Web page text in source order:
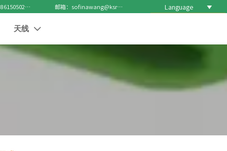
电话 : +8615050271688 邮箱：sofinawang@ksrcd.com Language 
天线 